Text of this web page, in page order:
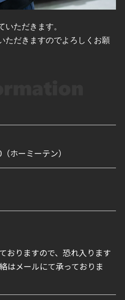
いただきます。
ただきますのでよろしくお願
ホーミーテン）
おりますので、 恐れ入ります
はメールにて承っておりま